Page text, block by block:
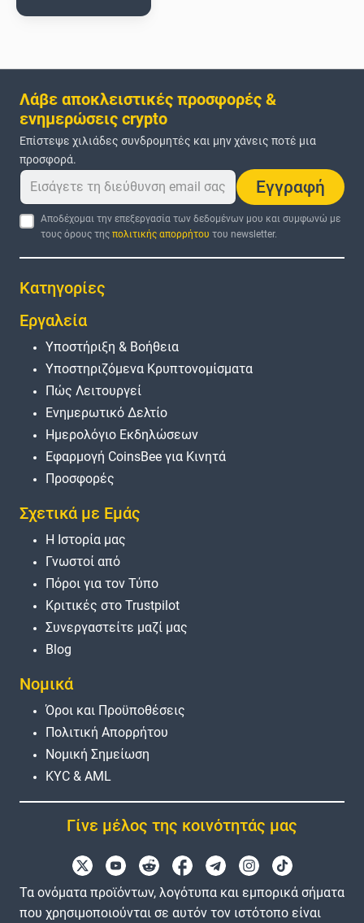
Λάβε αποκλειστικές προσφορές &
ενημερώσεις crypto
Επίστεψε χιλιάδες συνδρομητές και μην χάνεις ποτέ μια
προσφορά.
Εγγραφή
Αποδέχομαι την επεξεργασία των δεδομένων μου και συμφωνώ με
τους όρους τηςπολιτικής απορρήτου του newsletter.
Κατηγορίες
Εργαλεία
Υποστήριξη & Βοήθεια
Υποστηριζόμενα Κρυπτονομίσματα
Πώς Λειτουργεί
Ενημερωτικό Δελτίο
Ημερολόγιο Εκδηλώσεων
Εφαρμογή CoinsBee για Κινητά
Προσφορές
Σχετικά με Εμάς
Η Ιστορία μας
Γνωστοί από
Πόροι για τον Τύπο
Κριτικές στο Trustpilot
Συνεργαστείτε μαζί μας
Blog
Νομικά
Όροι και Προϋποθέσεις
Πολιτική Απορρήτου
Νομική Σημείωση
KYC & AML
Γίνε μέλος της κοινότητάς μας
Τα ονόματα προϊόντων, λογότυπα και εμπορικά σήματα
που χρησιμοποιούνται σε αυτόν τον ιστότοπο είναι